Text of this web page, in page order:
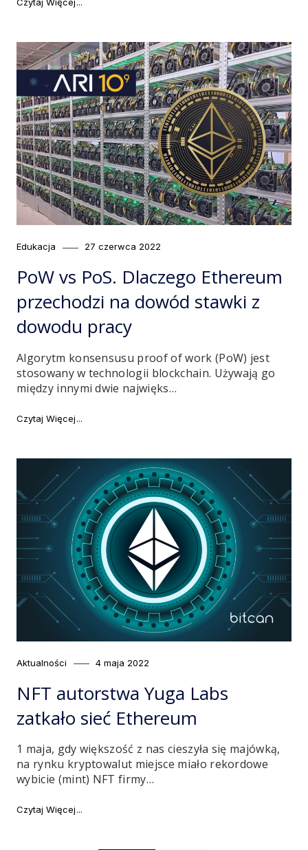
Category
Edukacja
Posted
27 czerwca 2022
PoW vs PoS. Dlaczego Ethereum
przechodzi na dowód stawki z
dowodu pracy
Algorytm konsensusu proof of work (PoW) jest
stosowany w technologii blockchain. Używają go
między innymi dwie najwięks…
Czytaj Więcej
Category
Aktualności
Posted
4 maja 2022
NFT autorstwa Yuga Labs
zatkało sieć Ethereum
1 maja, gdy większość z nas cieszyła się majówką,
na rynku kryptowalut miejsce miało rekordowe
wybicie (mint) NFT firmy…
Czytaj Więcej